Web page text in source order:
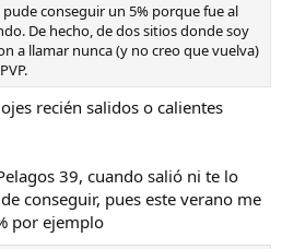
pude conseguir un 5% porque fue al
De hecho, de dos sitios donde soy
a llamar nunca (y no creo que vuelva)
recién salidos o calientes
39, cuando salió ni te lo
conseguir, pues este verano me
por ejemplo